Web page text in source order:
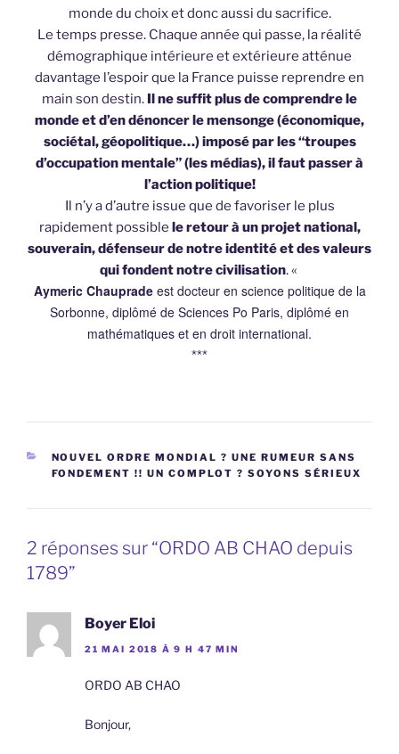
monde du choix et donc aussi du sacrifice.
Le temps presse. Chaque année qui passe, la réalité
démographique intérieure et extérieure atténue
davantage l’espoir que la France puisse reprendre en
main son destin. Il ne suffit plus de comprendre le
monde et d’en dénoncer le mensonge (économique,
sociétal, géopolitique…) imposé par les “troupes
d’occupation mentale” (les médias), il faut passer à
l’action politique!
Il n’y a d’autre issue que de favoriser le plus
rapidement possible le retour à un projet national,
souverain, défenseur de notre identité et des valeurs
qui fondent notre civilisation. «
Aymeric Chaupradeest docteur en science politique de la
Sorbonne, diplômé de Sciences Po Paris, diplômé en
mathématiques et en droit international.
***
CATÉGORIES
NOUVEL ORDRE MONDIAL ? UNE RUMEUR SANS
FONDEMENT !! UN COMPLOT ? SOYONS SÉRIEUX
2 réponses sur “ORDO AB CHAO depuis
1789”
Boyer Eloi
21 MAI 2018 À 9 H 47 MIN
ORDO AB CHAO
Bonjour,